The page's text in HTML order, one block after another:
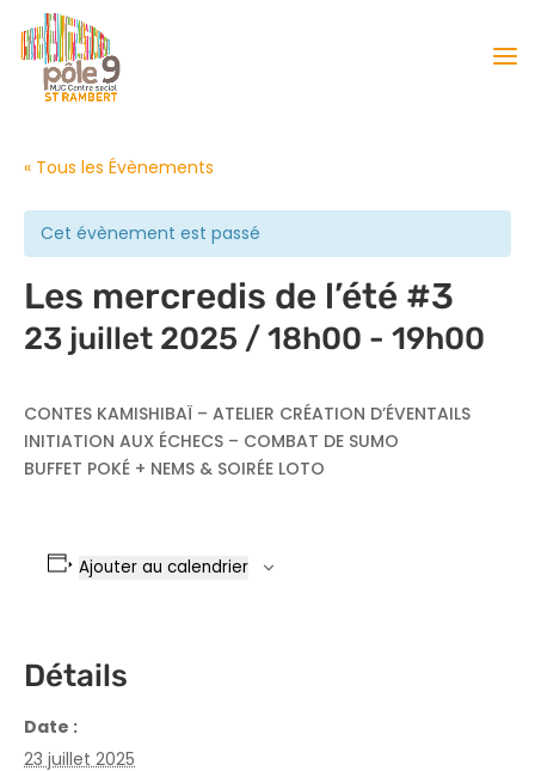
« Tous les Évènements
Cet évènement est passé
Les mercredis de l’été #3
23 juillet 2025 / 18h00 - 19h00
CONTES KAMISHIBAÏ – ATELIER CRÉATION D’ÉVENTAILS
INITIATION AUX ÉCHECS – COMBAT DE SUMO
BUFFET POKÉ + NEMS & SOIRÉE LOTO
Ajouter au calendrier
Détails
Date :
23 juillet 2025